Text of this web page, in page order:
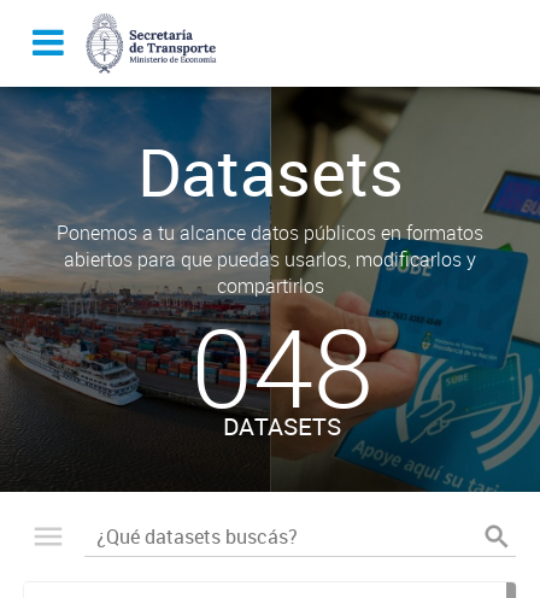
Datasets
Ponemos a tu alcance datos públicos en formatos
abiertos para que puedas usarlos, modificarlos y
compartirlos
048
DATASETS